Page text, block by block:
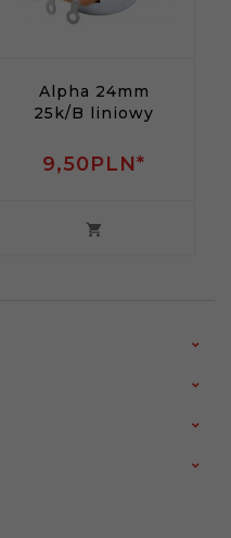
Alpha 24mm
25k/B liniowy
9,50PLN*